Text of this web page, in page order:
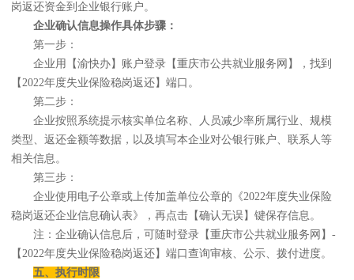
岗返还资金到企业银行账户。
企业确认信息操作具体步骤：
第一步：
企业用【渝快办】账户登录【重庆市公共就业服务网】，找到
【2022年度失业保险稳岗返还】端口。
第二步：
企业按照系统提示核实单位名称、人员减少率所属行业、规模
类型、返还金额等数据，以及填写本企业对公银行账户、联系人等
相关信息。
第三步：
企业使用电子公章或上传加盖单位公章的《2022年度失业保险
稳岗返还企业信息确认表》，再点击【确认无误】键保存信息。
注：企业确认信息后，可随时登录【重庆市公共就业服务网】-
【2022年度失业保险稳岗返还】端口查询审核、公示、拨付进度。
五、执行时限